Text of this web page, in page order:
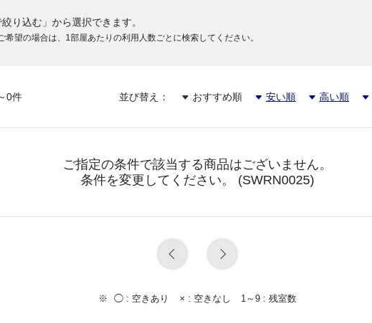
+1,500円
り込む」から選択できます。
望の場合は、1部屋あたりの利用人数ごとに検索してください。
0件 並び替え： おすすめ順 安い順 高い順
ご指定の条件で該当する商品はございません。
条件を変更してください。 (SWRN0025)
◯ : 空きあり × : 空きなし 1～9 : 残室数